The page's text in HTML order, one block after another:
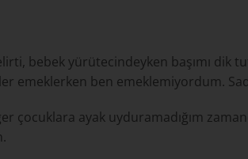
bebek yürütecindeyken başımı dik
emeklerken ben emeklemiyordum.
çocuklara ayak uyduramadığım